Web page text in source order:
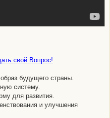
свой Вопрос!
будущего страны.
систему.
для развития.
и улучшения